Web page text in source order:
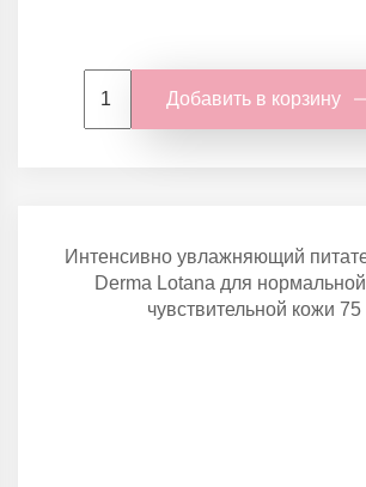
Добавить в корзину
Интенсивно увлажняющий
Derma Lotana для
чувствительной кожи